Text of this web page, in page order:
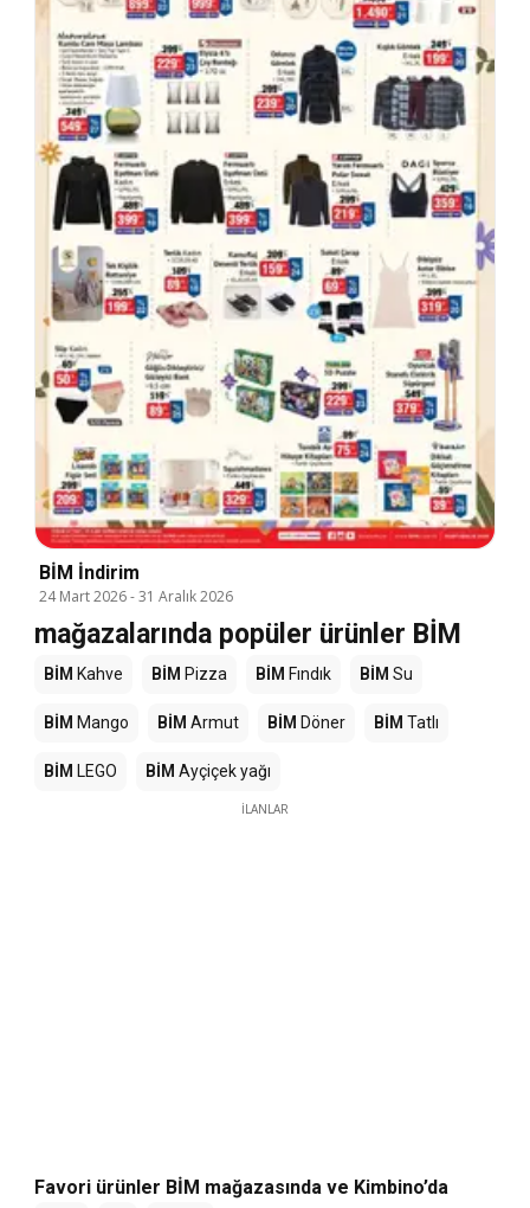
BİM İndirim
24 Mart 2026-31 Aralık 2026
mağazalarında popüler ürünler BİM
BİM Kahve BİM Pizza BİM Fındık BİM Su
BİM Mango BİM Armut BİM Döner BİM Tatlı
BİM LEGO BİM Ayçiçek yağı
İLANLAR
Favori ürünler BİM mağazasında ve Kimbino’da